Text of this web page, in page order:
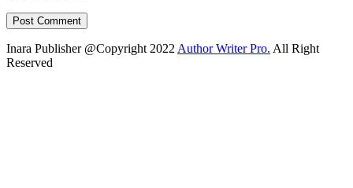
Inara Publisher @Copyright 2022 Author Writer Pro. All Right
Reserved